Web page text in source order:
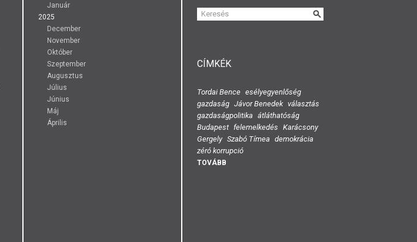
Január
2025
December
November
Október
Szeptember
Augusztus
Július
Június
Máj
Április
KERESÉS
ŰRLAP
CÍMKÉK
Tordai Bence esélyegyenlőség
gazdaság Jávor Benedek választás
gazdaságpolitika átláthatóság
Budapest felemelkedés Karácsony
Gergely Szabó Tímea demokrácia
zéró korrupció
TOVÁBB